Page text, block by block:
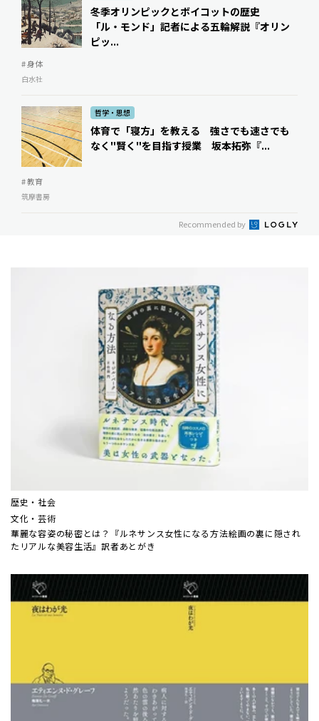
冬季オリンピックとボイコットの歴史
「ル・モンド」記者による五輪解説『オリン
ピッ...
# 身体
白水社
哲学・思想
体育で「寝方」を教える 強さでも速さでも
なく"賢く"を目指す授業 ――坂本拓弥『...
# 教育
筑摩書房
Recommended by
歴史・社会
文化・芸術
華麗な容姿の秘密とは？『ルネサンス女性になる方法――絵画の裏に隠され
たリアルな美容生活』訳者あとがき